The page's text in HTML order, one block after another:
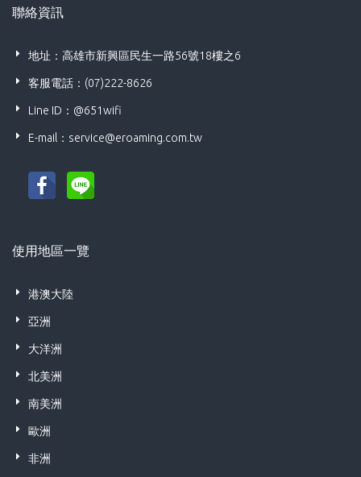
聯絡資訊
地址：高雄市新興區民生一路56號18樓之6
客服電話：(07)222-8626
Line ID：@651wifi
E-mail： service@eroaming.com.tw
使用地區一覽
港澳大陸
亞洲
大洋洲
北美洲
南美洲
歐洲
非洲